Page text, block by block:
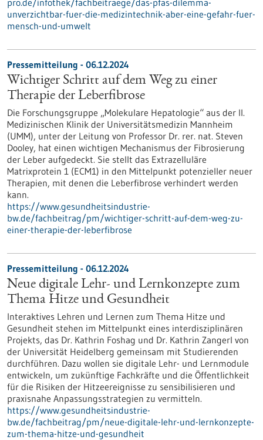
pro.de/infothek/fachbeitraege/das-pfas-dilemma-
unverzichtbar-fuer-die-medizintechnik-aber-eine-gefahr-fuer-
mensch-und-umwelt
Pressemitteilung - 06.12.2024
Wichtiger Schritt auf dem Weg zu einer
Therapie der Leberfibrose
Die Forschungsgruppe „Molekulare Hepatologie“ aus der II.
Medizinischen Klinik der Universitätsmedizin Mannheim
(UMM), unter der Leitung von Professor Dr. rer. nat. Steven
Dooley, hat einen wichtigen Mechanismus der Fibrosierung
der Leber aufgedeckt. Sie stellt das Extrazelluläre
Matrixprotein 1 (ECM1) in den Mittelpunkt potenzieller neuer
Therapien, mit denen die Leberfibrose verhindert werden
kann.
https://www.gesundheitsindustrie-
bw.de/fachbeitrag/pm/wichtiger-schritt-auf-dem-weg-zu-
einer-therapie-der-leberfibrose
Pressemitteilung - 06.12.2024
Neue digitale Lehr- und Lernkonzepte zum
Thema Hitze und Gesundheit
Interaktives Lehren und Lernen zum Thema Hitze und
Gesundheit stehen im Mittelpunkt eines interdisziplinären
Projekts, das Dr. Kathrin Foshag und Dr. Kathrin Zangerl von
der Universität Heidelberg gemeinsam mit Studierenden
durchführen. Dazu wollen sie digitale Lehr- und Lernmodule
entwickeln, um zukünftige Fachkräfte und die Öffentlichkeit
für die Risiken der Hitzeereignisse zu sensibilisieren und
praxisnahe Anpassungsstrategien zu vermitteln.
https://www.gesundheitsindustrie-
bw.de/fachbeitrag/pm/neue-digitale-lehr-und-lernkonzepte-
zum-thema-hitze-und-gesundheit